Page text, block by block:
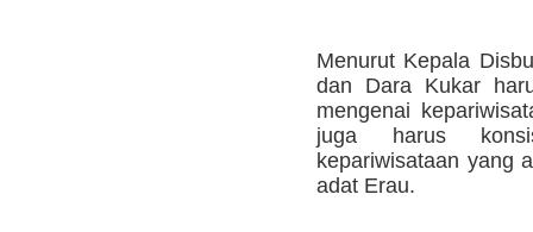
Menurut Kepala
dan Dara Kukar
mengenai
juga harus
kepariwisataan yang
adat Erau.